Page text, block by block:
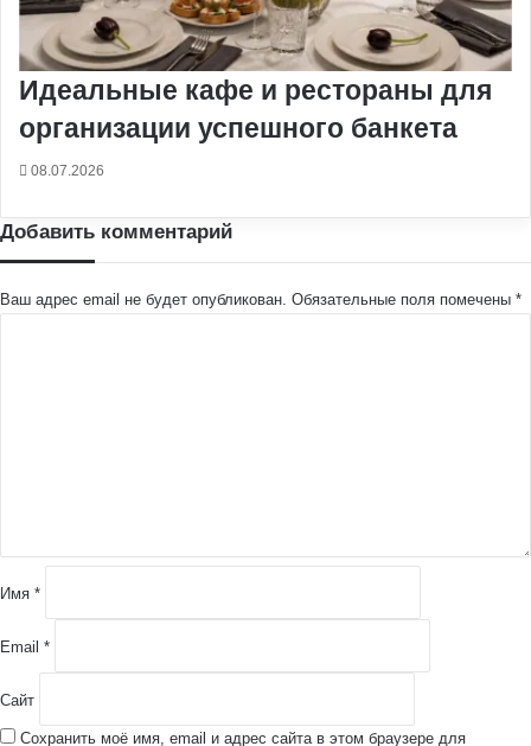
Идеальные кафе и рестораны для
организации успешного банкета
08.07.2026
Добавить комментарий
Ваш адрес email не будет опубликован. Обязательные поля помечены *
и
йИмя *
Email *
Сайт
Сохранить моё имя, email и адрес сайта в этом браузере для